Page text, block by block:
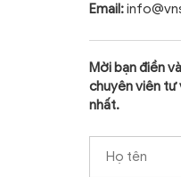
Email:
Mời bạn điền
chuyên viên tư
nhất.